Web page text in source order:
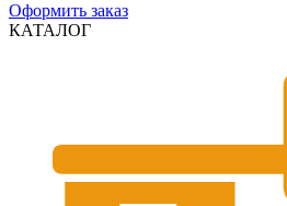
Оформить заказ
КАТАЛОГ